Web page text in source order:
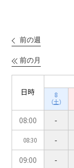
前の週
前の月
日時
8
（土）
08:00 -
08:30 -
09:00
-
泉ガーデン
ベルサール
ベルサール
汐留・御成
ベルサール
ベルサール
ベルサール
ベルサー
ベルサー
有明・羽田
東京ガー
ベルサー
ベルサール
日時
日付／開始
時間単位で